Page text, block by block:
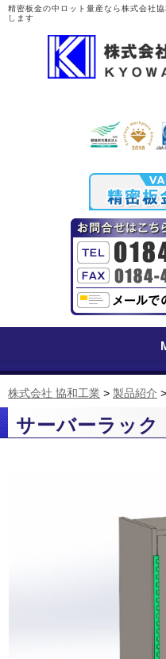
精密板金の中ロット量産なら株式会
します
株式会社 協和工業 > 製品紹介 >
サーバーラック